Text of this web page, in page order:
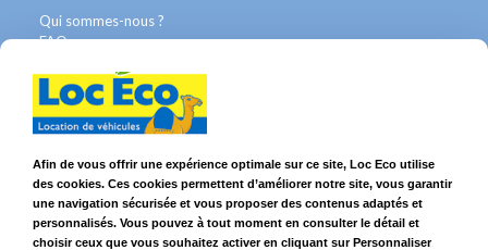
Qui sommes-nous ?
FAQ
Nous recrutons
Avis Clients
Franchises & Assurances
Conditions Générales
Données personnelles
Afin de vous offrir une expérience optimale sur ce site, Loc Eco utilise
des cookies. Ces cookies permettent d’améliorer notre site, vous garantir
une navigation sécurisée et vous proposer des contenus adaptés et
personnalisés. Vous pouvez à tout moment en consulter le détail et
choisir ceux que vous souhaitez activer en cliquant sur Personnaliser